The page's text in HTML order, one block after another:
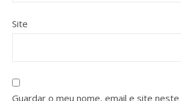
Site
Guardar o meu nome, email e site